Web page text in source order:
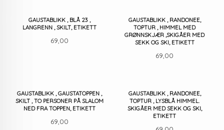
GAUSTABLIKK , BLÅ 23 ,
LANGRENN , SKILT, ETIKETT
Pris
69,00
GAUSTABLIKK , RANDONEE,
TOPTUR , HIMMEL MED
GRØNNSKJÆR ,SKIGÅER MED
SEKK OG SKI, ETIKETT
Pris
69,00
GAUSTABLIKK , GAUSTATOPPEN ,
SKILT , TO PERSONER PÅ SLALOM
NED FRA TOPPEN, ETIKETT
Pris
69,00
GAUSTABLIKK , RANDONEE,
TOPTUR , LYSBLÅ HIMMEL.
SKIGÅER MED SEKK OG SKI,
ETIKETT
Pris